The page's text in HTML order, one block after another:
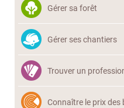
Gérer sa forêt
Gérer ses chantiers
Trouver un
Connaître le prix des